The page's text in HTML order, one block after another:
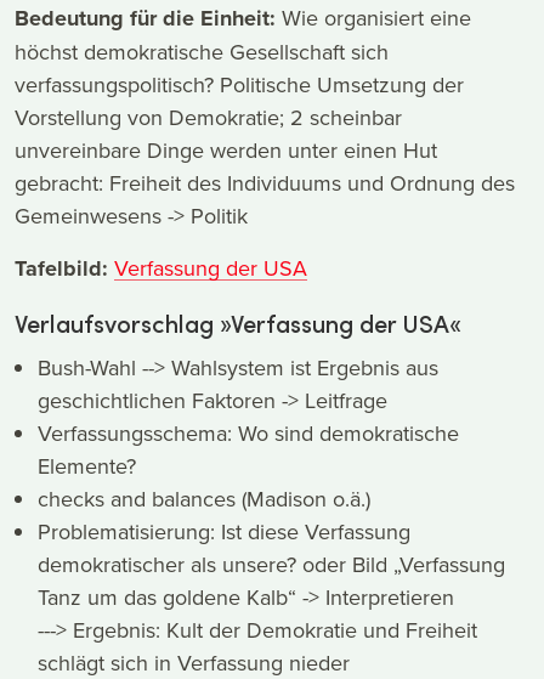
Bedeutung für die Einheit: Wie organisiert eine
höchst demokratische Gesellschaft sich
verfassungspolitisch? Politische Umsetzung der
Vorstellung von Demokratie; 2 scheinbar
unvereinbare Dinge werden unter einen Hut
gebracht: Freiheit des Individuums und Ordnung des
Gemeinwesens -> Politik
Tafelbild: Verfassung der USA
Verlaufsvorschlag »Verfassung der USA«
Bush-Wahl --> Wahlsystem ist Ergebnis aus
geschichtlichen Faktoren -> Leitfrage
Verfassungsschema: Wo sind demokratische
Elemente?
checks and balances (Madison o.ä.)
Problematisierung: Ist diese Verfassung
demokratischer als unsere? oder Bild „Verfassung
Tanz um das goldene Kalb“ -> Interpretieren
---> Ergebnis: Kult der Demokratie und Freiheit
schlägt sich in Verfassung nieder